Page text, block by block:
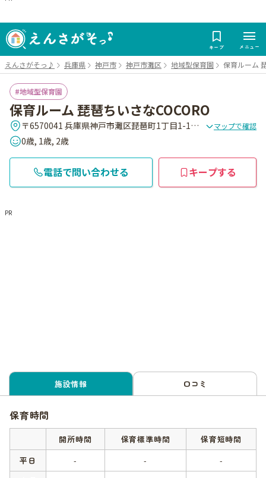
キープ メニュー
えんさがそっ♪ 兵庫県 神戸市 神戸市灘区 地域型保育園 保育ルーム
地域型保育園
保育ルーム 琵琶ちいさなCOCORO
〒6570041 兵庫県神戸市灘区琵琶町1丁目1-16 グランド・スペラ-レ1F マップで確認
0歳, 1歳, 2歳
電話で問い合わせる キープする
PR
施設情報 口コミ
保育時間
開所時間 保育標準時間
保育短時間
平日
- -
-